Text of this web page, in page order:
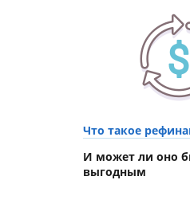
Что такое
И может ли оно
выгодным